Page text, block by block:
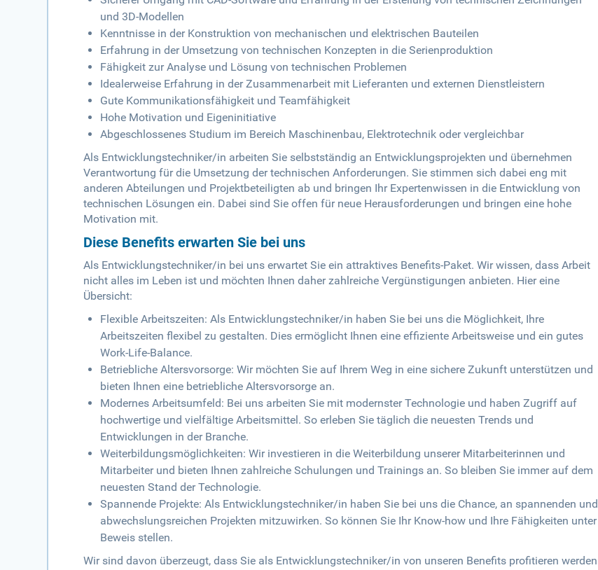
und 3D-Modellen
Kenntnisse in der Konstruktion von mechanischen und elektrischen Bauteilen
Erfahrung in der Umsetzung von technischen Konzepten in die Serienproduktion
Fähigkeit zur Analyse und Lösung von technischen Problemen
Idealerweise Erfahrung in der Zusammenarbeit mit Lieferanten und externen Dienstleistern
Gute Kommunikationsfähigkeit und Teamfähigkeit
Hohe Motivation und Eigeninitiative
Abgeschlossenes Studium im Bereich Maschinenbau, Elektrotechnik oder vergleichbar
Als Entwicklungstechniker/in arbeiten Sie selbstständig an Entwicklungsprojekten und übernehmen
Verantwortung für die Umsetzung der technischen Anforderungen. Sie stimmen sich dabei eng mit
anderen Abteilungen und Projektbeteiligten ab und bringen Ihr Expertenwissen in die Entwicklung von
technischen Lösungen ein. Dabei sind Sie offen für neue Herausforderungen und bringen eine hohe
Motivation mit.
Diese Benefits erwarten Sie bei uns
Als Entwicklungstechniker/in bei uns erwartet Sie ein attraktives Benefits-Paket. Wir wissen, dass Arbeit
nicht alles im Leben ist und möchten Ihnen daher zahlreiche Vergünstigungen anbieten. Hier eine
Übersicht:
Flexible Arbeitszeiten: Als Entwicklungstechniker/in haben Sie bei uns die Möglichkeit, Ihre
Arbeitszeiten flexibel zu gestalten. Dies ermöglicht Ihnen eine effiziente Arbeitsweise und ein gutes
Work-Life-Balance.
Betriebliche Altersvorsorge: Wir möchten Sie auf Ihrem Weg in eine sichere Zukunft unterstützen und
bieten Ihnen eine betriebliche Altersvorsorge an.
Modernes Arbeitsumfeld: Bei uns arbeiten Sie mit modernster Technologie und haben Zugriff auf
hochwertige und vielfältige Arbeitsmittel. So erleben Sie täglich die neuesten Trends und
Entwicklungen in der Branche.
Weiterbildungsmöglichkeiten: Wir investieren in die Weiterbildung unserer Mitarbeiterinnen und
Mitarbeiter und bieten Ihnen zahlreiche Schulungen und Trainings an. So bleiben Sie immer auf dem
neuesten Stand der Technologie.
Spannende Projekte: Als Entwicklungstechniker/in haben Sie bei uns die Chance, an spannenden und
abwechslungsreichen Projekten mitzuwirken. So können Sie Ihr Know-how und Ihre Fähigkeiten unter
Beweis stellen.
Wir sind davon überzeugt, dass Sie als Entwicklungstechniker/in von unseren Benefits profitieren werden